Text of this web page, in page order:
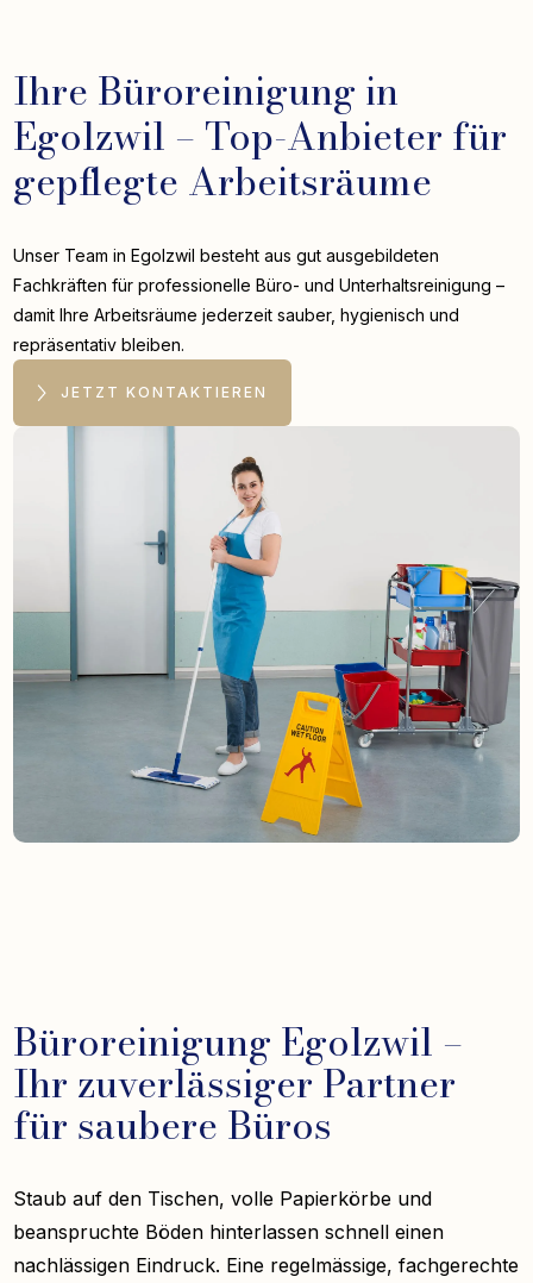
Ihre Büroreinigung in
Egolzwil – Top-Anbieter für
gepflegte Arbeitsräume
Unser Team in Egolzwil besteht aus gut ausgebildeten
Fachkräften für professionelle Büro- und Unterhaltsreinigung –
damit Ihre Arbeitsräume jederzeit sauber, hygienisch und
repräsentativ bleiben.
JETZT KONTAKTIEREN
Büroreinigung Egolzwil –
Ihr zuverlässiger Partner
für saubere Büros
Staub auf den Tischen, volle Papierkörbe und
beanspruchte Böden hinterlassen schnell einen
nachlässigen Eindruck. Eine regelmässige, fachgerechte